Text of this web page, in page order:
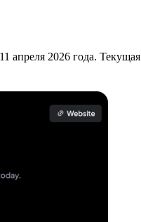
апреля 2026 года. Текущая